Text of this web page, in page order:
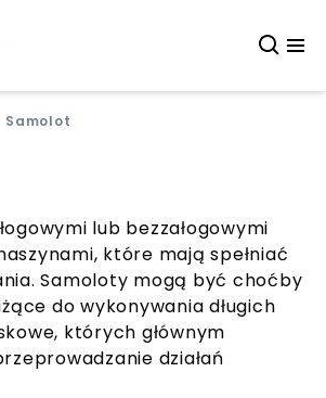
Samolot
lub bezzałogowymi
które mają spełniać
Samoloty mogą być choćby
do wykonywania długich
których głównym
działań